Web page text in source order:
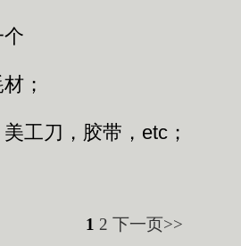
；
工刀，胶带，etc；
1 2 下一页>>